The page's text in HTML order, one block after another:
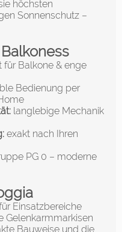
höchsten
Sonnenschutz –
für Balkone & enge
Bedienung per
langlebige Mechanik
exakt nach Ihren
PG 0 – moderne
Einsatzbereiche
Gelenkarmmarkisen
Bauweise und die